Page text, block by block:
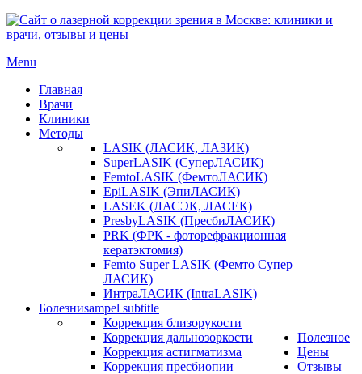
Menu
Главная
Врачи
Клиники
Методы
LASIK (ЛАСИК, ЛАЗИК)
SuperLASIK (СуперЛАСИК)
FemtoLASIK (ФемтоЛАСИК)
EpiLASIK (ЭпиЛАСИК)
LASEK (ЛАСЭК, ЛАСЕК)
PresbyLASIK (ПресбиЛАСИК)
PRK (ФРК - фоторефракционная
кератэктомия)
Femto Super LASIK (Фемто Супер
ЛАСИК)
ИнтраЛАСИК (IntraLASIK)
Болезниsampel subtitle
Коррекция близорукости
Коррекция дальнозоркости
Коррекция астигматизма
Коррекция пресбиопии
Полезное
Цены
Отзывы